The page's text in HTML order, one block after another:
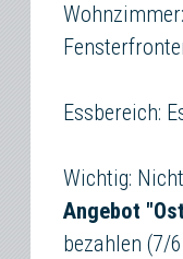
Essbereich:
Wichtig:
Angebot
bezahlen (7/